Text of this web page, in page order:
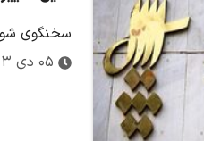
سخنگوی
۰۵ دی ۱۴۰۳